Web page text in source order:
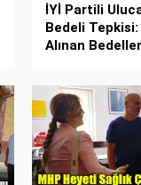
İYİ Partili
Bedeli Tepkisi:
Alınan